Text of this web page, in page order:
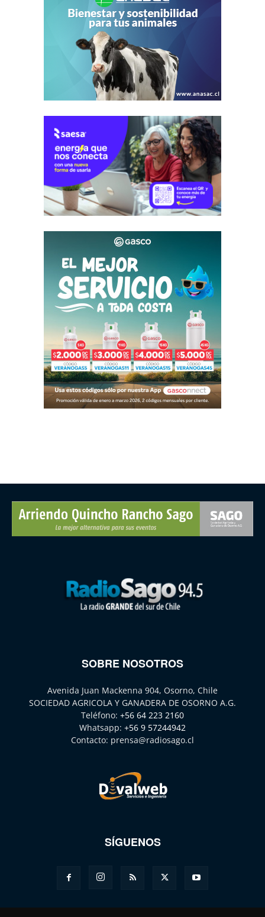
SOBRE NOSOTROS
Avenida Juan Mackenna 904, Osorno, Chile
SOCIEDAD AGRICOLA Y GANADERA DE OSORNO A.G.
Teléfono: +56 64 223 2160
Whatsapp: +56 9 57244942
Contacto: prensa@radiosago.cl
SÍGUENOS